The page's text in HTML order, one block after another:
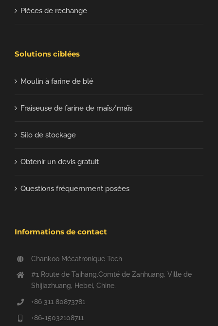
Pièces de rechange
Solutions ciblées
Moulin à farine de blé
Fraiseuse de farine de maïs/maïs
Silo de stockage
Obtenir un devis gratuit
Questions fréquemment posées
Informations de contact
Chankoo Mécatronique Tech
#1 Route de Taihang,Comté de Zanhuang, Ville de
Shijiazhuang, Hebei, Chine.
+86 311 80873781
+86-15032108711